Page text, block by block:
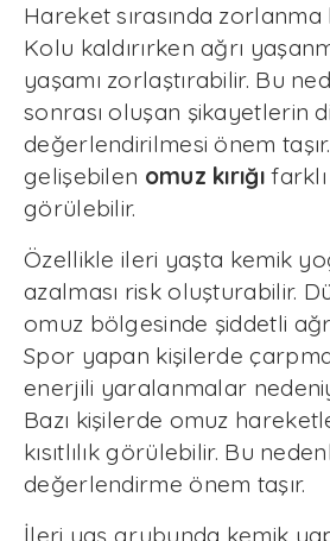
Hareket sırasında zorlanma
Kolu kaldırırken ağrı
yaşamı zorlaştırabilir. Bu
sonrası oluşan şikayetlerin
değerlendirilmesi önem
gelişebilen omuz kırığıfarklı
görülebilir.
Özellikle ileri yaşta kemik
azalması risk oluşturabilir.
omuz bölgesinde şiddetli
Spor yapan kişilerde
enerjili yaralanmalar
Bazı kişilerde omuz
kısıtlılık görülebilir. Bu
değerlendirme önem taşır.